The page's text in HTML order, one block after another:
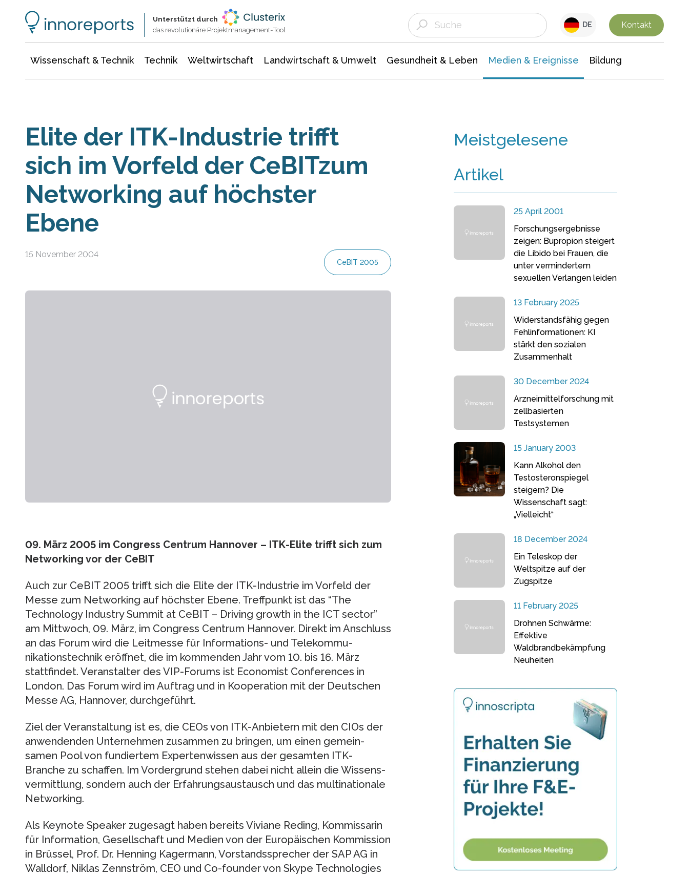
Unterstützt durch
das revolutionäre Projektmanagement-Tool
DE Kontakt
Wissenschaft & Technik Technik Weltwirtschaft Landwirtschaft & Umwelt Gesundheit & Leben Medien & Ereignisse Bildung
Elite der ITK-Industrie trifft
sich im Vorfeld der CeBITzum
Networking auf höchster
Ebene
15 November 2004
CeBIT 2005
09. März 2005 im Congress Centrum Hannover – ITK-Elite trifft sich zum
Networking vor der CeBIT
Auch zur CeBIT 2005 trifft sich die Elite der ITK-Industrie im Vorfeld der
Messe zum Networking auf höchster Ebene. Treffpunkt ist das “The
Technology Industry Summit at CeBIT – Driving growth in the ICT sector”
am Mittwoch, 09. März, im Congress Centrum Hannover. Direkt im Anschluss
an das Forum wird die Leit­messe für Informations- und Tele­kommu­
nikationstechnik eröffnet, die im kom­men­den Jahr vom 10. bis 16. März
stattfindet. Veranstalter des VIP-Forums ist Economist Conferences in
London. Das Forum wird im Auftrag und in Kooperation mit der Deutschen
Messe AG, Hannover, durch­ge­führt.
Ziel der Veranstaltung ist es, die CEOs von ITK-Anbietern mit den CIOs der
an­wen­denden Unternehmen zusammen zu bringen, um einen gemein­
samen Pool von fundiertem Expertenwissen aus der gesamten ITK-
Branche zu schaffen. Im Vorder­grund stehen dabei nicht allein die Wissens­
vermittlung, sondern auch der Erfah­rungsaustausch und das multi­nationale
Networking.
Als Keynote Speaker zugesagt haben bereits Viviane Reding, Kommis­sarin
für Information, Gesellschaft und Medien von der Europäi­schen Kommission
in Brüssel, Prof. Dr. Henning Kagermann, Vor­stands­sprecher der SAP AG in
Walldorf, Niklas Zennström, CEO und Co-founder von Skype Technologies
Meistgelesene
Artikel
25 April 2001
Forschungsergebnisse
zeigen: Bupropion steigert
die Libido bei Frauen, die
unter vermindertem
sexuellen Verlangen leiden
13 February 2025
Widerstandsfähig gegen
Fehlinformationen: KI
stärkt den sozialen
Zusammenhalt
30 December 2024
Arzneimittelforschung mit
zellbasierten
Testsystemen
15 January 2003
Kann Alkohol den
Testosteronspiegel
steigern? Die
Wissenschaft sagt:
„Vielleicht“
18 December 2024
Ein Teleskop der
Weltspitze auf der
Zugspitze
11 February 2025
Drohnen Schwärme:
Effektive
Waldbrandbekämpfung
Neuheiten